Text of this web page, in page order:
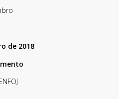
de 2018